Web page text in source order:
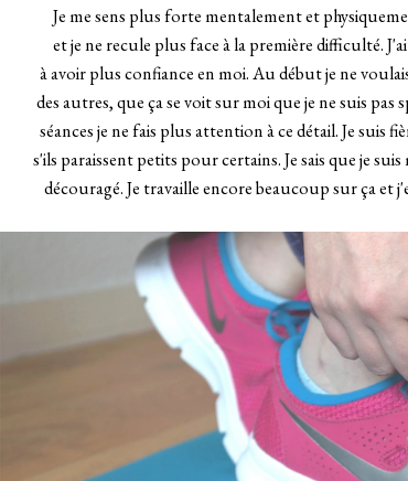
Je me sens plus forte mentalement et
et je ne recule plus face à la première difficulté.
à avoir plus confiance en moi. Au début je ne
des autres, que ça se voit sur moi que je ne suis
séances je ne fais plus attention à ce détail. Je suis
s'ils paraissent petits pour certains. Je sais que je
découragé. Je travaille encore beaucoup sur ça et